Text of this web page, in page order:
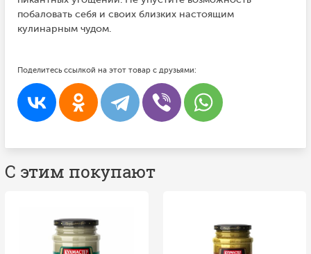
побаловать себя и своих близких настоящим
кулинарным чудом.
Поделитесь ссылкой на этот товар с друзьями:
С этим покупают